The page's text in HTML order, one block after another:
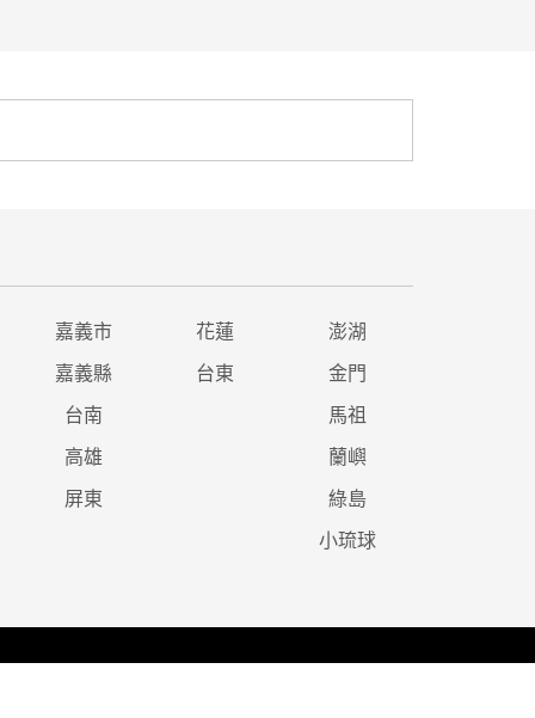
嘉義市 花蓮 澎湖
嘉義縣 台東 金門
台南 馬祖
高雄 蘭嶼
屏東 綠島
小琉球